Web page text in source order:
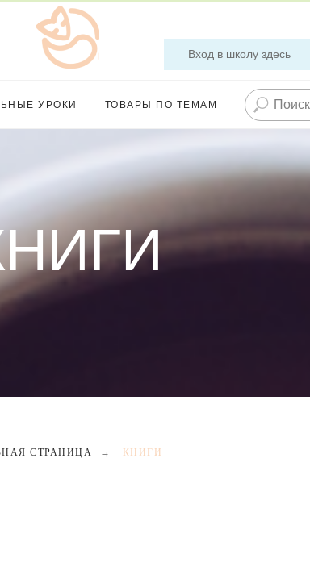
Вход в школу здесь
УРОКИ ТОВАРЫ ПО ТЕМАМ
СТРАНИЦА → КНИГИ